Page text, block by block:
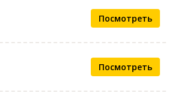
Посмотреть
Посмотреть